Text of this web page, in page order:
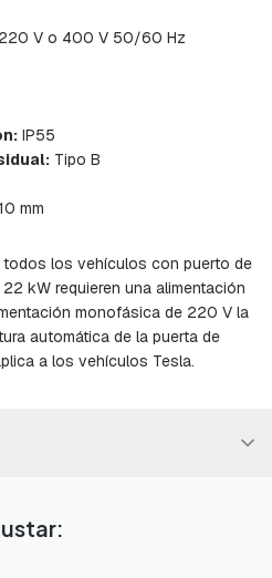
220 V o 400 V 50/60 Hz
IP55
Tipo B
mm
los vehículos con puerto de
kW requieren una alimentación
monofásica de 220 V la
automática de la puerta de
a los vehículos Tesla.